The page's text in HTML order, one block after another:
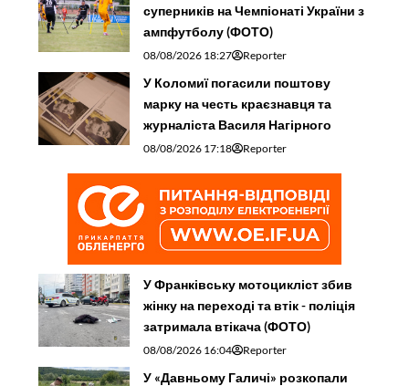
суперників на Чемпіонаті України з
ампфутболу (ФОТО)
08/08/2026 18:27 Reporter
У Коломиї погасили поштову
марку на честь краєзнавця та
журналіста Василя Нагірного
08/08/2026 17:18 Reporter
У Франківську мотоцикліст збив
жінку на переході та втік - поліція
затримала втікача (ФОТО)
08/08/2026 16:04 Reporter
У «Давньому Галичі» розкопали